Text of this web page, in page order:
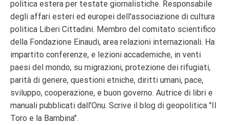
politica estera per testate giornalistiche. Responsabile
degli affari esteri ed europei dell'associazione di cultura
politica Liberi Cittadini. Membro del comitato scientifico
della Fondazione Einaudi, area relazioni internazionali. Ha
impartito conferenze, e lezioni accademiche, in venti
paesi del mondo, su migrazioni, protezione dei rifugiati,
parità di genere, questioni etniche, diritti umani, pace,
sviluppo, cooperazione, e buon governo. Autrice di libri e
manuali pubblicati dall'Onu. Scrive il blog di geopolitica "Il
Toro e la Bambina".